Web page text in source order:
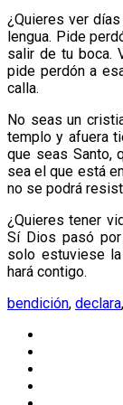
¿Quieres ver
lengua. Pide
salir de tu boca.
pide perdón a
calla.
No seas un
templo y afuera
que seas Santo,
sea el que está
no se podrá
¿Quieres tener
Sí Dios pasó
solo estuviese
hará contigo.
bendición, declara,